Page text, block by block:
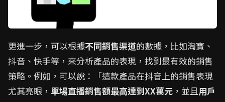
更進一步，可以根據不同銷售渠道的數據，比如淘寶、
抖音、快手等，來分析產品的表現，找到最有效的銷售
策略。例如，可以說：「這款產品在抖音上的銷售表現
尤其亮眼， 單場直播銷售額最高達到XX萬元 ，並且用戶